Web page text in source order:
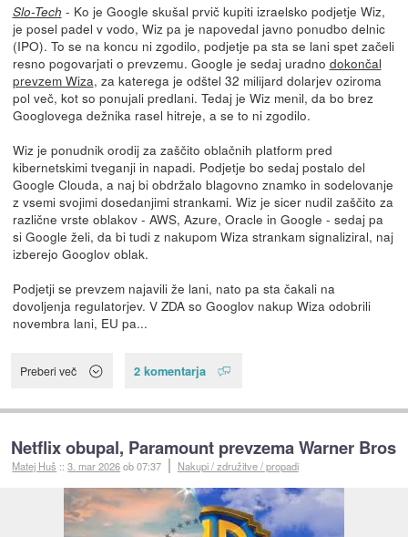
Slo-Tech - Ko je Google skušal prvič kupiti izraelsko podjetje Wiz,
je posel padel v vodo, Wiz pa je napovedal javno ponudbo delnic
(IPO). To se na koncu ni zgodilo, podjetje pa sta se lani spet začeli
resno pogovarjati o prevzemu. Google je sedaj uradno dokončal
prevzem Wiza, za katerega je odštel 32 milijard dolarjev oziroma
pol več, kot so ponujali predlani. Tedaj je Wiz menil, da bo brez
Googlovega dežnika rasel hitreje, a se to ni zgodilo.
Wiz je ponudnik orodij za zaščito oblačnih platform pred
kibernetskimi tveganji in napadi. Podjetje bo sedaj postalo del
Google Clouda, a naj bi obdržalo blagovno znamko in sodelovanje
z vsemi svojimi dosedanjimi strankami. Wiz je sicer nudil zaščito za
različne vrste oblakov - AWS, Azure, Oracle in Google - sedaj pa
si Google želi, da bi tudi z nakupom Wiza strankam signaliziral, naj
izberejo Googlov oblak.
Podjetji se prevzem najavili že lani, nato pa sta čakali na
dovoljenja regulatorjev. V ZDA so Googlov nakup Wiza odobrili
novembra lani, EU pa...
Preberi več 2 komentarja
Netflix obupal, Paramount prevzema Warner Bros
Matej Huš ::3. mar 2026ob 07:37 Nakupi / združitve / propadi